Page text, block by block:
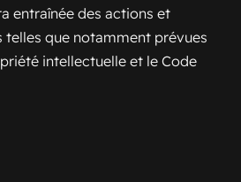
entraînée des actions et
telles que notamment prévues
intellectuelle et le Code